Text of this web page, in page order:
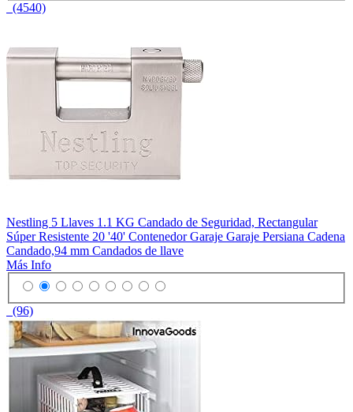
(4540)
Nestling 5 Llaves 1.1 KG Candado de Seguridad, Rectangular
Súper Resistente 20 '40' Contenedor Garaje Garaje Persiana Cadena
Candado,94 mm Candados de llave
Más Info
(96)